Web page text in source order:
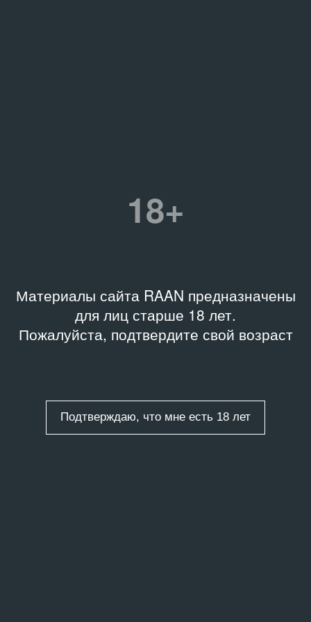
18+
Материалы сайта RAAN предназначены
для лиц старше 18 лет.
Пожалуйста, подтвердите свой возраст
Подтверждаю, что мне есть 18 лет